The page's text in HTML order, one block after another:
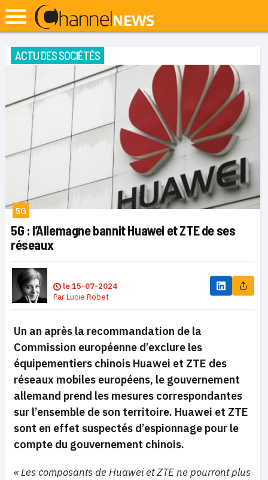
ACTU DES SOCIÉTÉS
5G
5G : l’Allemagne bannit Huawei et ZTE de ses
réseaux
le15-07-2024
ParLucie Robet
Un an après la recommandation de la
Commission européenne d’exclure les
équipementiers chinois Huawei et ZTE des
réseaux mobiles européens, le gouvernement
allemand prend les mesures correspondantes
sur l’ensemble de son territoire. Huawei et ZTE
sont en effet suspectés d’espionnage pour le
compte du gouvernement chinois.
« Les composants de Huawei et ZTE ne pourront plus